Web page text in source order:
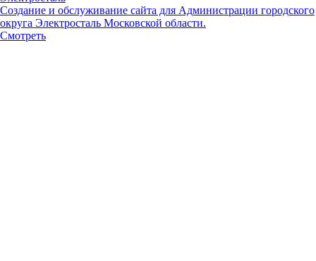
Создание и обслуживание сайта для Администрации городского
округа Электросталь Московской области.
Смотреть